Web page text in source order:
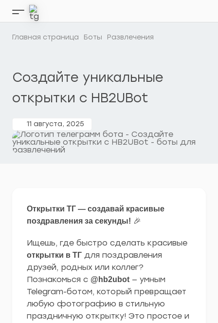
Перейти
содержимому
Кнопка
бокового
меню
Главная страница Боты Развлечения
Создайте уникальные
открытки с HB2UBot
11 августа, 2025
Открытки ТГ — создавай красивые
поздравления за секунды! 🎉
Ищешь, где быстро сделать красивые
открытки в ТГ для поздравления
друзей, родных или коллег?
Познакомься с @hb2ubot — умным
Telegram-ботом, который превращает
любую фотографию в стильную
праздничную открытку! Это простое и